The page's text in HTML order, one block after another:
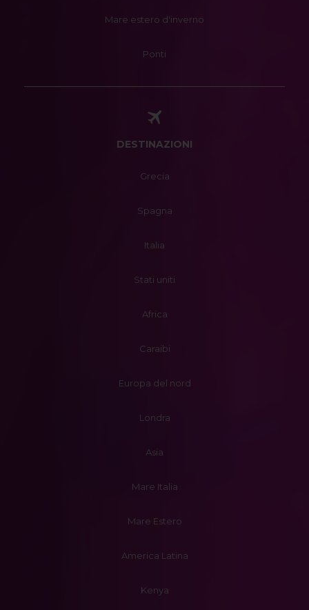
Mare estero d'inverno
Ponti
DESTINAZIONI
Grecia
Spagna
Italia
Stati uniti
Africa
Caraibi
Europa del nord
Londra
Asia
Mare Italia
Mare Estero
America Latina
Kenya